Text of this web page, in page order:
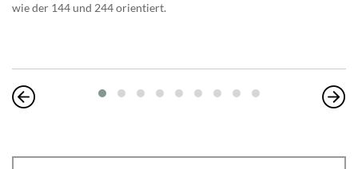
wie der 144 und 244 orientiert.